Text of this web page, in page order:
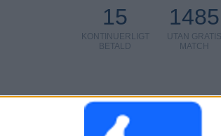
1485
UTAN GRATIS
MATCH
15
KONTINUERLIGT
BETALD
TOTAL